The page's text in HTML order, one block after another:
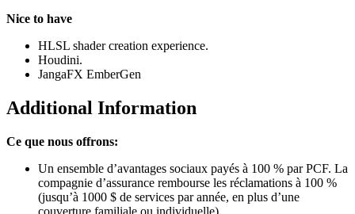
Nice to have
HLSL shader creation experience.
Houdini.
JangaFX EmberGen
Additional Information
Ce que nous offrons:
Un ensemble d’avantages sociaux payés à 100 % par PCF. La
compagnie d’assurance rembourse les réclamations à 100 %
(jusqu’à 1000 $ de services par année, en plus d’une